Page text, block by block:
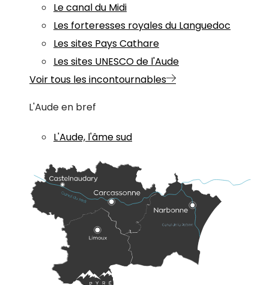
Le canal du Midi
Les forteresses royales du Languedoc
Les sites Pays Cathare
Les sites UNESCO de l'Aude
Voir tous les incontournables
L'Aude en bref
L'Aude, l'âme sud